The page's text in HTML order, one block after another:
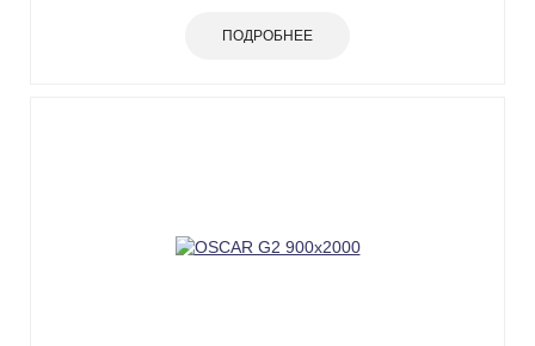
ПОДРОБНЕЕ